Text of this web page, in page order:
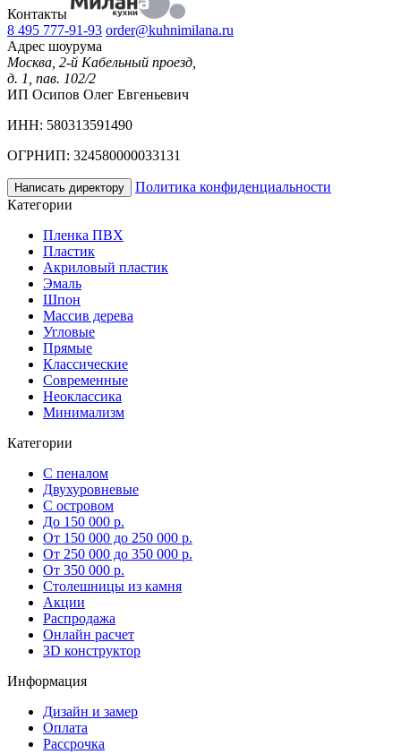
Контакты
8 495 777-91-93 order@kuhnimilana.ru
Адрес шоурума
Москва, 2-й Кабельный проезд,
д. 1, пав. 102/2
ИП Осипов Олег Евгеньевич
ИНН: 580313591490
ОГРНИП: 324580000033131
Написать директору
Политика конфиденциальности
Категории
Пленка ПВХ
Пластик
Акриловый пластик
Эмаль
Шпон
Массив дерева
Угловые
Прямые
Классические
Современные
Неоклассика
Минимализм
Категории
С пеналом
Двухуровневые
С островом
До 150 000 р.
От 150 000 до 250 000 р.
От 250 000 до 350 000 р.
От 350 000 р.
Столешницы из камня
Акции
Распродажа
Онлайн расчет
3D конструктор
Информация
Дизайн и замер
Оплата
Рассрочка